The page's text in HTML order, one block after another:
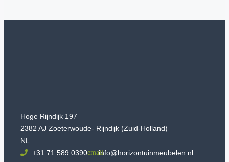
Hoge Rijndijk 197
2382 AJ Zoeterwoude- Rijndijk (Zuid-Holland)
NL
+31 71 589 0390
info@horizontuinmeubelen.nl